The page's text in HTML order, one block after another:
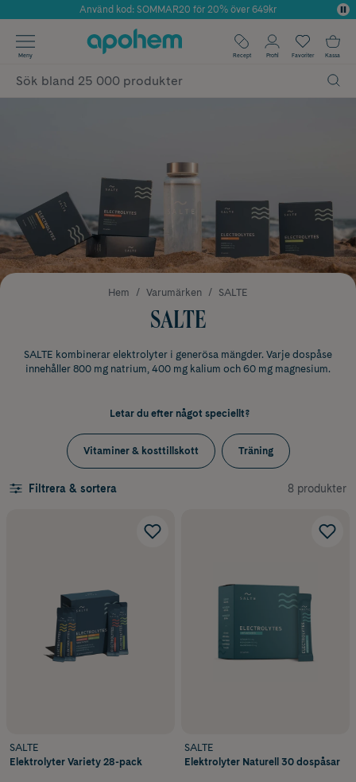
Årets Butik 2025 inom Skönhet
Använd kod: SOMMAR20 för 20% över 649kr
✓ Fri frakt
✓ Poäng på alla köp*
Meny Recept Profil Favoriter Kassa
Hem Varumärken SALTE
SALTE
SALTE kombinerar elektrolyter i generösa mängder. Varje dospåse
innehåller 800 mg natrium, 400 mg kalium och 60 mg magnesium.
Letar du efter något speciellt?
Vitaminer & kosttillskott Träning
Filtrera & sortera 8 produkter
SALTE
Elektrolyter Variety 28-pack
SALTE
Elektrolyter Naturell 30 dospåsar